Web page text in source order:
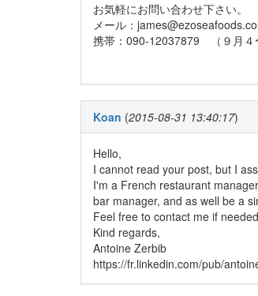
お気軽にお問い合わせ下さい。
メール：
携帯：090-12037879 （９月４
Koan (2015-08-31 13:40:17)
Hello,
I cannot read your post, but I
I'm a French restaurant
bar manager, and as well be a
Feel free to contact me if
Kind regards,
Antoine Zerbib
https://fr.linkedin.com/pub/